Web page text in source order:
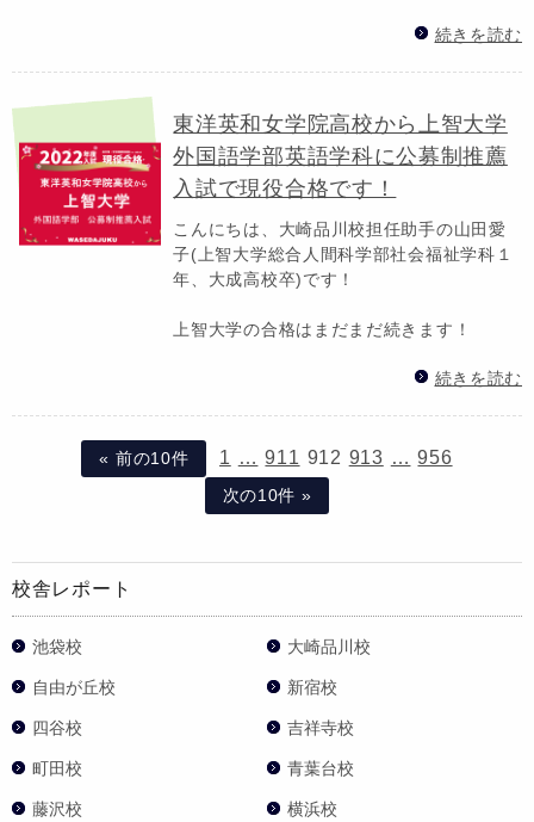
続きを読む
東洋英和女学院高校から上智大学
外国語学部英語学科に公募制推薦
入試で現役合格です！
こんにちは、大崎品川校担任助手の山田愛
子(上智大学総合人間科学部社会福祉学科１
年、大成高校卒)です！
上智大学の合格はまだまだ続きます！
続きを読む
« 前の10件 1 … 911 912 913 … 956
次の10件 »
校舎レポート
池袋校 大崎品川校
自由が丘校 新宿校
四谷校 吉祥寺校
町田校 青葉台校
藤沢校 横浜校